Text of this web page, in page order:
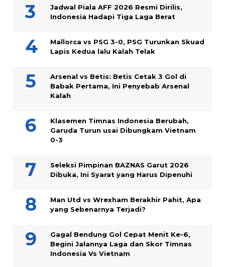
Jadwal Piala AFF 2026 Resmi Dirilis,
Indonesia Hadapi Tiga Laga Berat
Mallorca vs PSG 3-0, PSG Turunkan Skuad
Lapis Kedua lalu Kalah Telak
Arsenal vs Betis: Betis Cetak 3 Gol di
Babak Pertama, Ini Penyebab Arsenal
Kalah
Klasemen Timnas Indonesia Berubah,
Garuda Turun usai Dibungkam Vietnam
0-3
Seleksi Pimpinan BAZNAS Garut 2026
Dibuka, Ini Syarat yang Harus Dipenuhi
Man Utd vs Wrexham Berakhir Pahit, Apa
yang Sebenarnya Terjadi?
Gagal Bendung Gol Cepat Menit Ke-6,
Begini Jalannya Laga dan Skor Timnas
Indonesia Vs Vietnam